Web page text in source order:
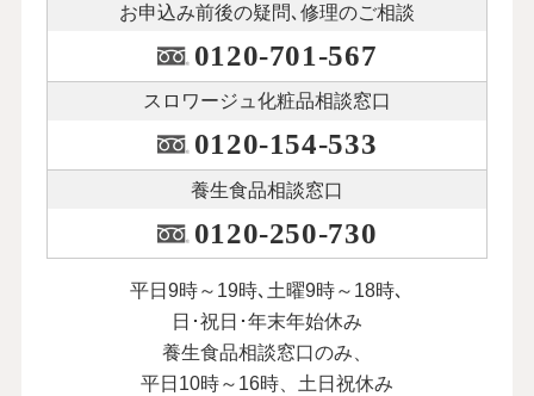
お申込み前後の疑問､修理のご相談
0120-701-567
スロワージュ化粧品相談窓口
0120-154-533
養生食品相談窓口
0120-250-730
平日9時～19時､土曜9時～18時､
日･祝日･年末年始休み
養生食品相談窓口のみ、
平日10時～16時、土日祝休み